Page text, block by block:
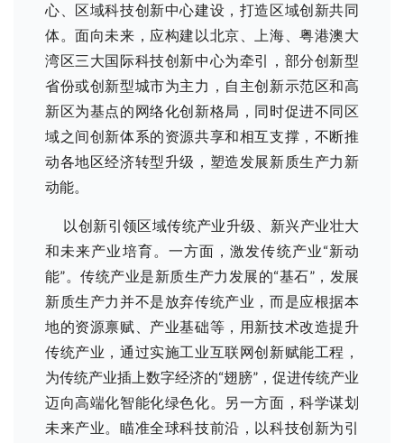
心、区域科技创新中心建设，打造区域创新共同
体。面向未来，应构建以北京、上海、粤港澳大
湾区三大国际科技创新中心为牵引，部分创新型
省份或创新型城市为主力，自主创新示范区和高
新区为基点的网络化创新格局，同时促进不同区
域之间创新体系的资源共享和相互支撑，不断推
动各地区经济转型升级，塑造发展新质生产力新
动能。
以创新引领区域传统产业升级、新兴产业壮大
和未来产业培育。一方面，激发传统产业“新动
能”。传统产业是新质生产力发展的“基石”，发展
新质生产力并不是放弃传统产业，而是应根据本
地的资源禀赋、产业基础等，用新技术改造提升
传统产业，通过实施工业互联网创新赋能工程，
为传统产业插上数字经济的“翅膀”，促进传统产业
迈向高端化智能化绿色化。另一方面，科学谋划
未来产业。瞄准全球科技前沿，以科技创新为引